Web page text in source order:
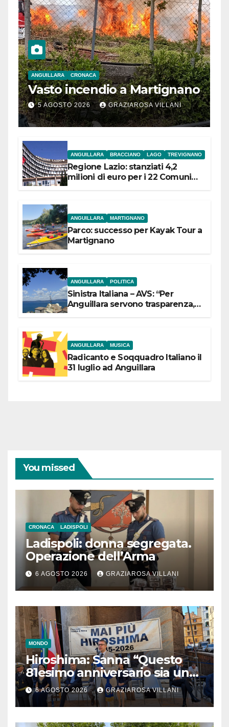
ANGUILLARA CRONACA
Vasto incendio a Martignano
5 AGOSTO 2026 GRAZIAROSA VILLANI
ANGUILLARA BRACCIANO LAGO TREVIGNANO
Regione Lazio: stanziati 4,2
milioni di euro per i 22 Comuni
ANGUILLARA MARTIGNANO
Parco: successo per Kayak Tour a
Martignano
ANGUILLARA POLITICA
Sinistra Italiana – AVS: “Per
Anguillara servono trasparenza,
ANGUILLARA MUSICA
Radicanto e Soqquadro Italiano il
31 luglio ad Anguillara
You missed
CRONACA LADISPOLI
Ladispoli: donna segregata.
Operazione dell’Arma
6 AGOSTO 2026 GRAZIAROSA VILLANI
MONDO
Hiroshima: Sanna “Questo
81esimo anniversario sia un
monito per tutti”
6 AGOSTO 2026 GRAZIAROSA VILLANI